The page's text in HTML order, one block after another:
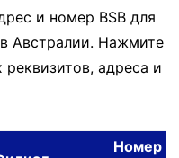
и номер BSB для
Австралии. Нажмите
реквизитов, адреса и
Номер